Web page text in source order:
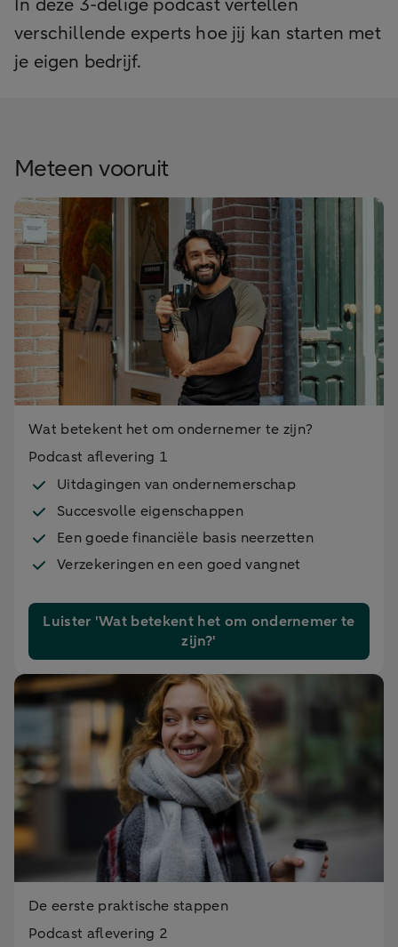
verschillende experts hoe jij kan starten met
je eigen bedrijf.
Meteen vooruit
Wat betekent het om ondernemer te zijn?
Podcast aflevering 1
Uitdagingen van ondernemerschap
Succesvolle eigenschappen
Een goede financiële basis neerzetten
Verzekeringen en een goed vangnet
Luister 'Wat betekent het om ondernemer te
zijn?'
De eerste praktische stappen
Podcast aflevering 2